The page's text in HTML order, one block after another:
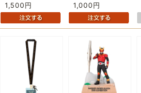
1,500円 1,000円